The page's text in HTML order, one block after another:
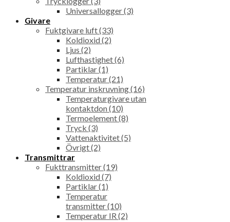
Universallogger (3)
Givare
Fuktgivare luft (33)
Koldioxid (2)
Ljus (2)
Lufthastighet (6)
Partiklar (1)
Temperatur (21)
Temperatur inskruvning (16)
Temperaturgivare utan
kontaktdon (10)
Termoelement (8)
Tryck (3)
Vattenaktivitet (5)
Övrigt (2)
Transmittrar
Fukttransmitter (19)
Koldioxid (7)
Partiklar (1)
Temperatur
transmitter (10)
Temperatur IR (2)